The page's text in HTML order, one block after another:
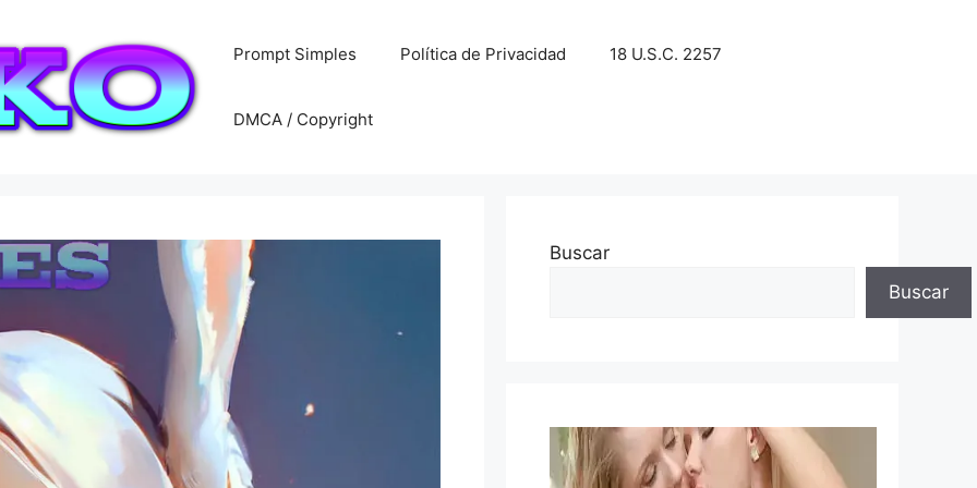
Prompt Simples Política de Privacidad 18 U.S.C. 2257
DMCA / Copyright
Buscar
Buscar